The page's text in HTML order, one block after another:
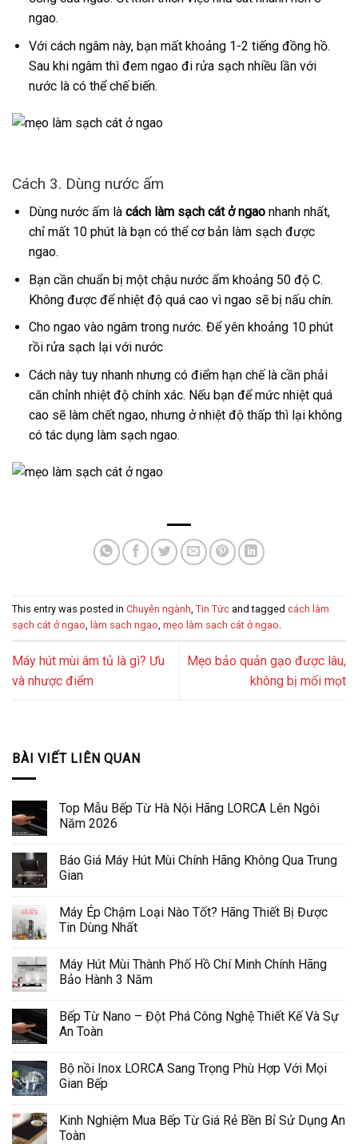
ngao.
Với cách ngâm này, bạn mất khoảng 1-2 tiếng đồng hồ.
Sau khi ngâm thì đem ngao đi rửa sạch nhiều lần với
nước là có thể chế biến.
Cách 3. Dùng nước ấm
Dùng nước ấm là cách làm sạch cát ở ngaonhanh nhất,
chỉ mất 10 phút là bạn có thể cơ bản làm sạch được
ngao.
Bạn cần chuẩn bị một chậu nước ấm khoảng 50 độ C.
Không được để nhiệt độ quá cao vì ngao sẽ bị nấu chín.
Cho ngao vào ngâm trong nước. Để yên khoảng 10 phút
rồi rửa sạch lại với nước
Cách này tuy nhanh nhưng có điểm hạn chế là cần phải
căn chỉnh nhiệt độ chính xác. Nếu bạn để mức nhiệt quá
cao sẽ làm chết ngao, nhưng ở nhiệt độ thấp thì lại không
có tác dụng làm sạch ngao.
This entry was posted in Chuyên ngành Tin Tức and tagged cách làm
sạch cát ở ngao
làm sạch ngao mẹo làm sạch cát ở ngao
Máy hút mùi âm tủ là gì? Ưu
và nhược điểm
Mẹo bảo quản gạo được lâu,
không bị mối mọt
BÀI VIẾT LIÊN QUAN
Top Mẫu Bếp Từ Hà Nội Hãng LORCA Lên Ngôi
Năm 2026
Báo Giá Máy Hút Mùi Chính Hãng Không Qua Trung
Gian
Máy Ép Chậm Loại Nào Tốt? Hãng Thiết Bị Được
Tin Dùng Nhất
Máy Hút Mùi Thành Phố Hồ Chí Minh Chính Hãng
Bảo Hành 3 Năm
Bếp Từ Nano – Đột Phá Công Nghệ Thiết Kế Và Sự
An Toàn
Bộ nồi Inox LORCA Sang Trọng Phù Hợp Với Mọi
Gian Bếp
Kinh Nghiệm Mua Bếp Từ Giá Rẻ Bền Bỉ Sử Dụng An
Toàn